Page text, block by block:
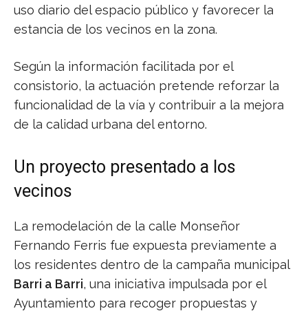
uso diario del espacio público y favorecer la
estancia de los vecinos en la zona.
Según la información facilitada por el
consistorio, la actuación pretende reforzar la
funcionalidad de la vía y contribuir a la mejora
de la calidad urbana del entorno.
Un proyecto presentado a los
vecinos
La remodelación de la calle Monseñor
Fernando Ferris fue expuesta previamente a
los residentes dentro de la campaña municipal
Barri a Barri, una iniciativa impulsada por el
Ayuntamiento para recoger propuestas y